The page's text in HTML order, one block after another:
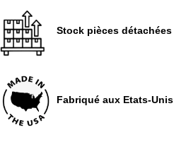
Stock pièces détachées
Fabriqué aux Etats-Unis